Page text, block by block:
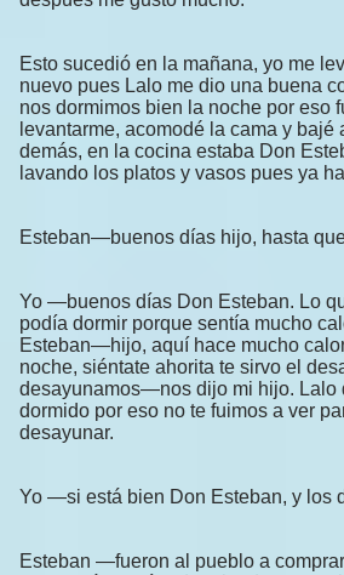
Esto sucedió en la mañana, yo me
nuevo pues Lalo me dio una buena
nos dormimos bien la noche por eso
levantarme, acomodé la cama y bajé
demás, en la cocina estaba Don
lavando los platos y vasos pues ya
Esteban—buenos días hijo, hasta
Yo —buenos días Don Esteban. Lo
podía dormir porque sentía mucho
Esteban—hijo, aquí hace mucho
noche, siéntate ahorita te sirvo el
desayunamos—nos dijo mi hijo. Lalo
dormido por eso no te fuimos a ver
desayunar.
Yo —si está bien Don Esteban, y los
Esteban —fueron al pueblo a